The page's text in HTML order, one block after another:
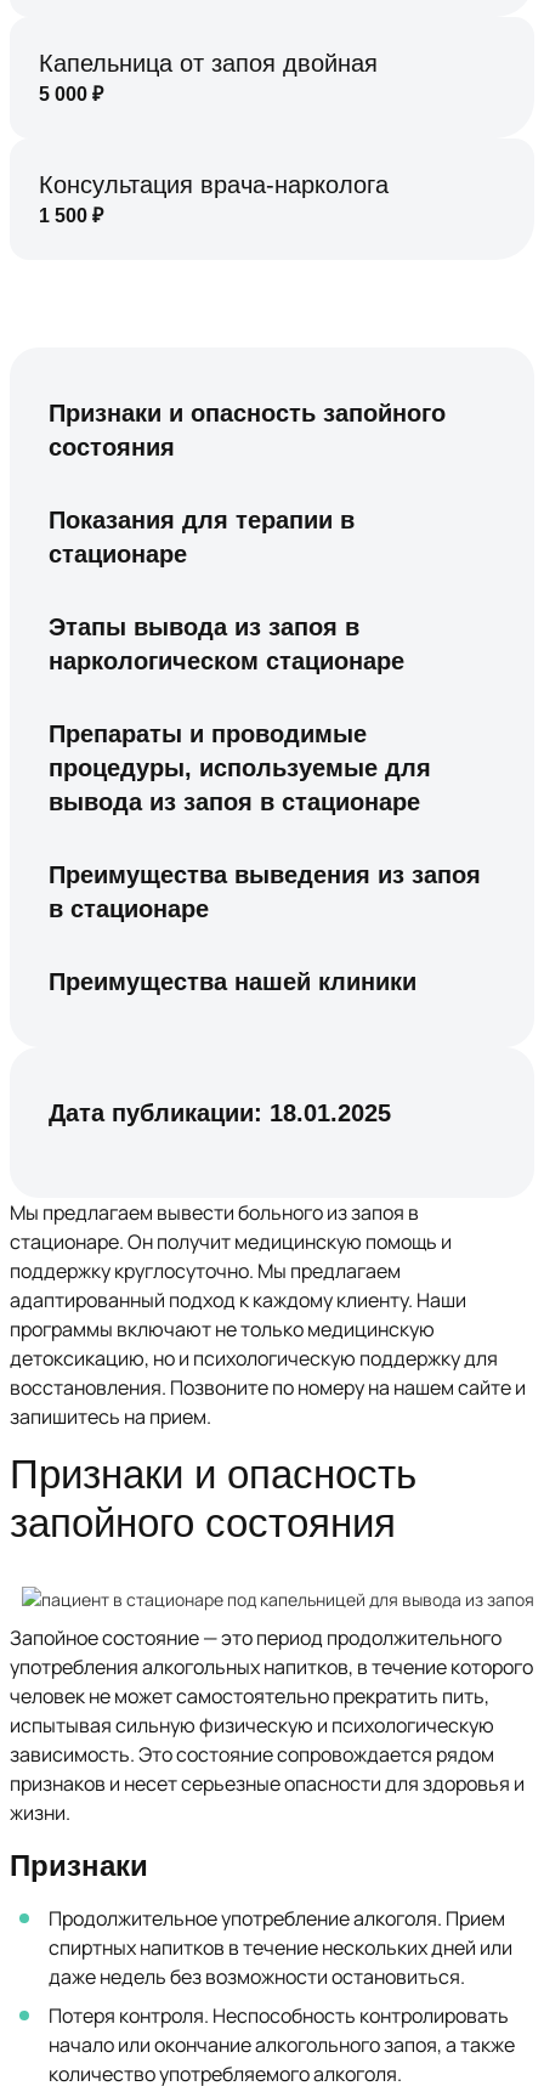
Капельница от запоя двойная
5 000 ₽
Консультация врача-нарколога
1 500 ₽
Признаки и опасность запойного
состояния
Показания для терапии в
стационаре
Этапы вывода из запоя в
наркологическом стационаре
Препараты и проводимые
процедуры, используемые для
вывода из запоя в стационаре
Преимущества выведения из запоя
в стационаре
Преимущества нашей клиники
Дата публикации: 18.01.2025
Мы предлагаем вывести больного из запоя в
стационаре. Он получит медицинскую помощь и
поддержку круглосуточно. Мы предлагаем
адаптированный подход к каждому клиенту. Наши
программы включают не только медицинскую
детоксикацию, но и психологическую поддержку для
восстановления. Позвоните по номеру на нашем сайте и
запишитесь на прием.
Признаки и опасность
запойного состояния
Запойное состояние — это период продолжительного
употребления алкогольных напитков, в течение которого
человек не может самостоятельно прекратить пить,
испытывая сильную физическую и психологическую
зависимость. Это состояние сопровождается рядом
признаков и несет серьезные опасности для здоровья и
жизни.
Признаки
Продолжительное употребление алкоголя. Прием
спиртных напитков в течение нескольких дней или
даже недель без возможности остановиться.
Потеря контроля. Неспособность контролировать
начало или окончание алкогольного запоя, а также
количество употребляемого алкоголя.